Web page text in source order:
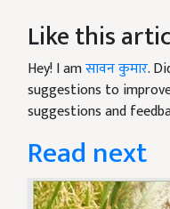
Like this
Hey! I amसावन कुमार.
suggestions to
suggestions and
Read next